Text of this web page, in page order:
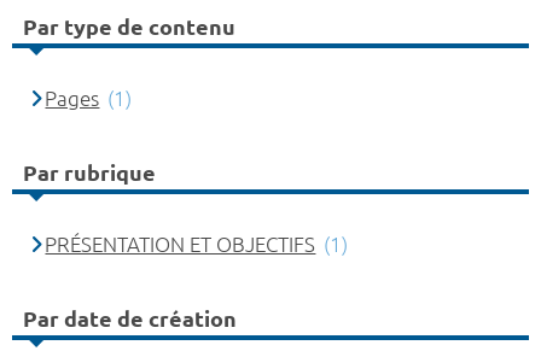
Par type de contenu
Pages (1)
Par rubrique
PRÉSENTATION ET OBJECTIFS (1)
Par date de création